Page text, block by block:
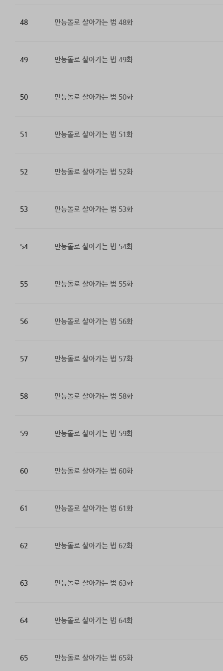
48 만능돌로 살아가는 법 48화
49 만능돌로 살아가는 법 49화
50 만능돌로 살아가는 법 50화
51 만능돌로 살아가는 법 51화
52 만능돌로 살아가는 법 52화
53 만능돌로 살아가는 법 53화
54 만능돌로 살아가는 법 54화
55 만능돌로 살아가는 법 55화
56 만능돌로 살아가는 법 56화
57 만능돌로 살아가는 법 57화
58 만능돌로 살아가는 법 58화
59 만능돌로 살아가는 법 59화
60 만능돌로 살아가는 법 60화
61 만능돌로 살아가는 법 61화
62 만능돌로 살아가는 법 62화
63 만능돌로 살아가는 법 63화
64 만능돌로 살아가는 법 64화
65 만능돌로 살아가는 법 65화